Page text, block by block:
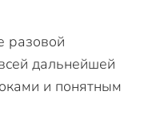
разовой
дальнейшей
и понятным